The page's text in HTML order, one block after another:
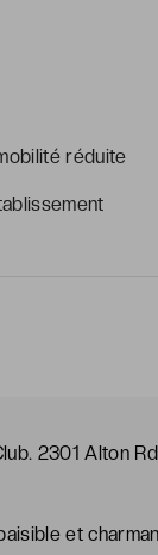
réduite
2301 Alton
et